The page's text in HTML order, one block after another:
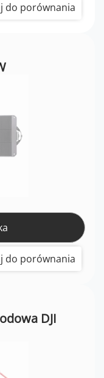
do porównania
do porównania
DJI